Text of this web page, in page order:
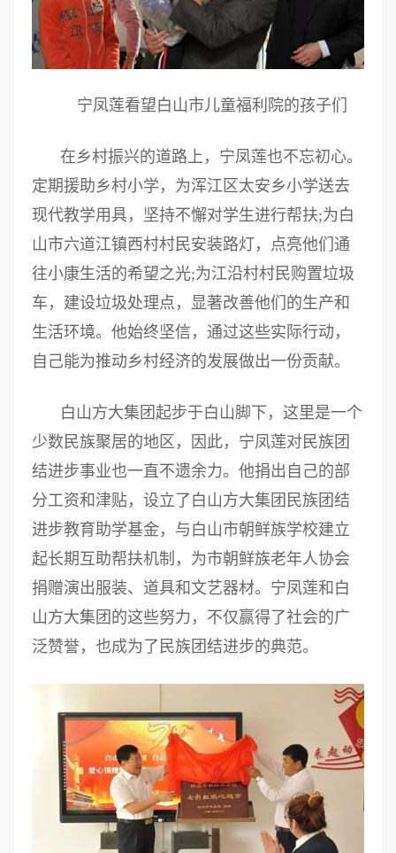
宁凤莲看望白山市儿童福利院的孩子们
在乡村振兴的道路上，宁凤莲也不忘初心。
定期援助乡村小学，为浑江区太安乡小学送去
现代教学用具，坚持不懈对学生进行帮扶;为白
山市六道江镇西村村民安装路灯，点亮他们通
往小康生活的希望之光;为江沿村村民购置垃圾
车，建设垃圾处理点，显著改善他们的生产和
生活环境。他始终坚信，通过这些实际行动，
自己能为推动乡村经济的发展做出一份贡献。
白山方大集团起步于白山脚下，这里是一个
少数民族聚居的地区，因此，宁凤莲对民族团
结进步事业也一直不遗余力。他捐出自己的部
分工资和津贴，设立了白山方大集团民族团结
进步教育助学基金，与白山市朝鲜族学校建立
起长期互助帮扶机制，为市朝鲜族老年人协会
捐赠演出服装、道具和文艺器材。宁凤莲和白
山方大集团的这些努力，不仅赢得了社会的广
泛赞誉，也成为了民族团结进步的典范。